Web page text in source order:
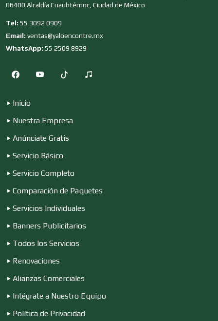
Desperdicios Industriales
Edecanes
Editores
Elevadores y Ascensores
06400 Alcaldía Cuauhtémoc, Ciudad de México
Tel: 55 3092 0909
Email: ventas@yaloencontre.mx
WhatsApp: 55 2509 8929
Inicio
Nuestra Empresa
Anúnciate Gratis
Servicio Básico
Servicio Completo
Comparación de Paquetes
Servicios Individuales
Banners Publicitarios
Todos los Servicios
Renovaciones
Alianzas Comerciales
Intégrate a Nuestro Equipo
Política de Privacidad